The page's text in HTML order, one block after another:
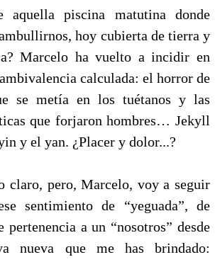
aquella piscina matutina donde
hoy cubierta de tierra y
Marcelo ha vuelto a incidir en
calculada: el horror de
se metía en los tuétanos y las
que forjaron hombres… Jekyll
y el yan. ¿Placer y dolor...?
claro, pero, Marcelo, voy a seguir
sentimiento de “yeguada”, de
pertenencia a un “nosotros” desde
nueva que me has brindado: